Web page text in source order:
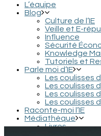
L’équipe
Blog
Culture de l’IE
Veille et E-
Influence
Sécurité
Knowledge
Tutoriels et
Parle moi d’IE
Les coulisses
Les coulisses
Les coulisses
Les coulisses
Raconte-moi l’IE
Médiathèque
Livres